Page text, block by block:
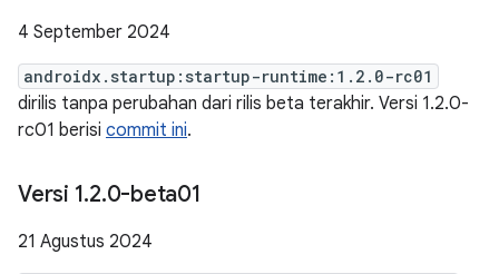
4 September 2024
androidx.startup:startup-runtime:1.2.0-rc01
dirilis tanpa perubahan dari rilis beta terakhir. Versi 1.2.0-
rc01 berisi commit ini.
Versi 1.2.0-beta01
21 Agustus 2024